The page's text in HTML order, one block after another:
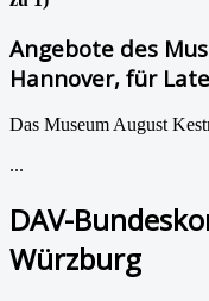
Angebote des
Hannover, für
Das Museum August
...
DAV-
Würzburg